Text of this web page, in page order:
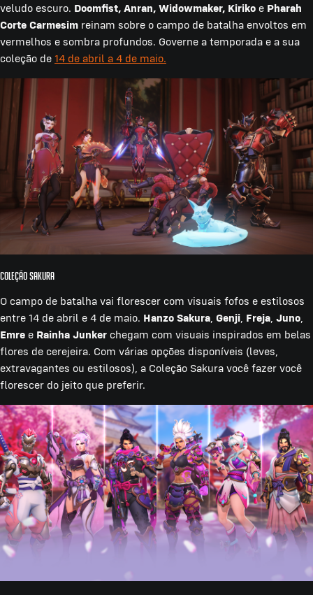
veludo escuro. Doomfist, Anran, Widowmaker, Kiriko e Pharah
Corte Carmesim reinam sobre o campo de batalha envoltos em
vermelhos e sombra profundos. Governe a temporada e a sua
coleção de 14 de abril a 4 de maio.
Coleção Sakura
O campo de batalha vai florescer com visuais fofos e estilosos
entre 14 de abril e 4 de maio. Hanzo Sakura Genji Freja Juno
Emre e Rainha Junker chegam com visuais inspirados em belas
flores de cerejeira. Com várias opções disponíveis (leves,
extravagantes ou estilosos), a Coleção Sakura você fazer você
florescer do jeito que preferir.